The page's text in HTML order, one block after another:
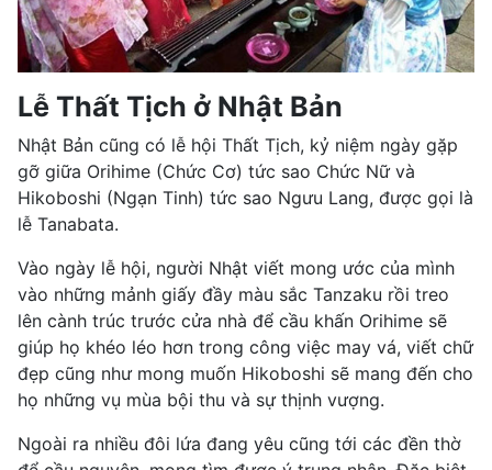
Lễ Thất Tịch ở Nhật Bản
Nhật Bản cũng có lễ hội Thất Tịch, kỷ niệm ngày gặp
gỡ giữa Orihime (Chức Cơ) tức sao Chức Nữ và
Hikoboshi (Ngạn Tinh) tức sao Ngưu Lang, được gọi là
lễ Tanabata.
Vào ngày lễ hội, người Nhật viết mong ước của mình
vào những mảnh giấy đầy màu sắc Tanzaku rồi treo
lên cành trúc trước cửa nhà để cầu khấn Orihime sẽ
giúp họ khéo léo hơn trong công việc may vá, viết chữ
đẹp cũng như mong muốn Hikoboshi sẽ mang đến cho
họ những vụ mùa bội thu và sự thịnh vượng.
Ngoài ra nhiều đôi lứa đang yêu cũng tới các đền thờ